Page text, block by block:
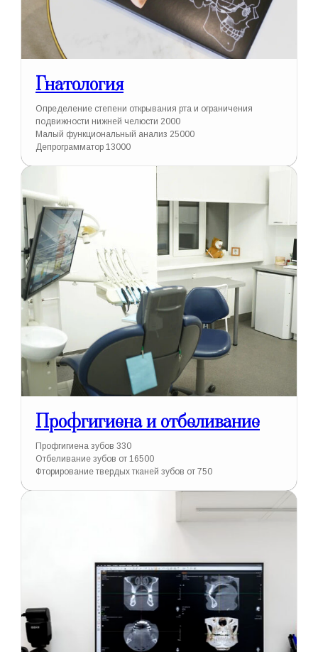
Гнатология
Определение степени открывания рта и ограничения
подвижности нижней челюсти 2000
Малый функциональный анализ 25000
Депрограмматор 13000
Профгигиена и отбеливание
Профгигиена зубов 330
Отбеливание зубов от 16500
Фторирование твердых тканей зубов от 750